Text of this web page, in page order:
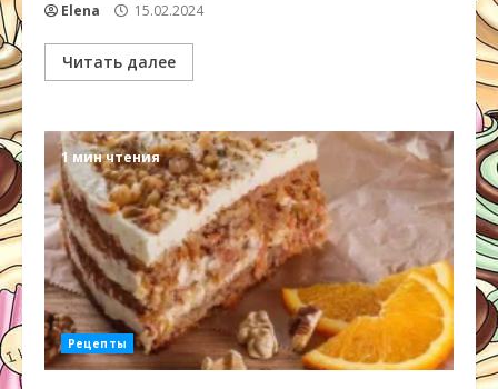
Elena 15.02.2024
Читать далее
1 мин чтения
Рецепты